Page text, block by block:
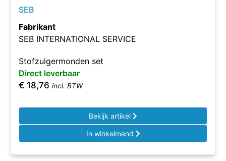
SEB
Fabrikant
SEB INTERNATIONAL SERVICE
Stofzuigermonden set
Direct leverbaar
€ 18,76 incl. BTW
Bekijk artikel
In winkelmand